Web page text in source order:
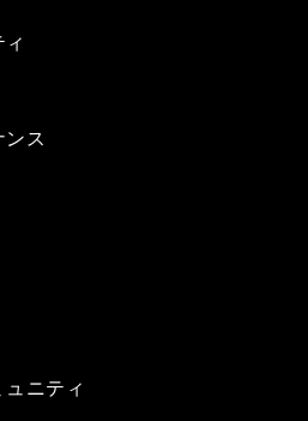
ンス
ニティ